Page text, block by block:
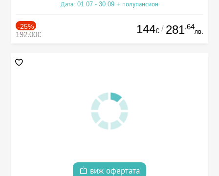
Дата: 01.07 - 30.09 + полупансион
-25%
192.00€ 144€ / 281.64
лв.
виж офертата